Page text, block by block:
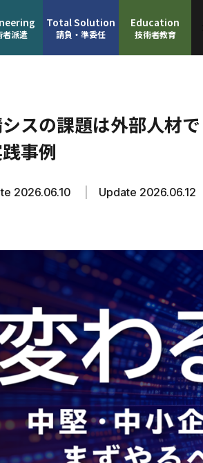
者派遣
Total Solution
請負・準委任
Education
技術者教育
スの課題は外部人材
事例
2026.06.10 Update 2026.06.12